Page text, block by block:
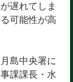
遅れてしま
可能性が高
島中央署に
課課長・水